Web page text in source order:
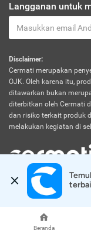
Beranda
Langganan untuk
Disclaimer:
Cermati merupakan
OJK. Oleh karena itu,
ditawarkan bukan
diterbitkan oleh Cermati
dan risiko terkait produk
melakukan kegiatan di
© 2026 Cermati. All